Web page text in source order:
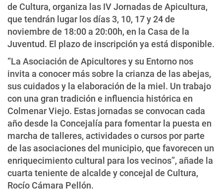
de Cultura, organiza las IV Jornadas de Apicultura,
que tendrán lugar los días 3, 10, 17 y 24 de
noviembre de 18:00 a 20:00h, en la Casa de la
Juventud. El plazo de inscripción ya está disponible.
“La Asociación de Apicultores y su Entorno nos
invita a conocer más sobre la crianza de las abejas,
sus cuidados y la elaboración de la miel. Un trabajo
con una gran tradición e influencia histórica en
Colmenar Viejo. Estas jornadas se convocan cada
año desde la Concejalía para fomentar la puesta en
marcha de talleres, actividades o cursos por parte
de las asociaciones del municipio, que favorecen un
enriquecimiento cultural para los vecinos”, añade la
cuarta teniente de alcalde y concejal de Cultura,
Rocío Cámara Pellón.